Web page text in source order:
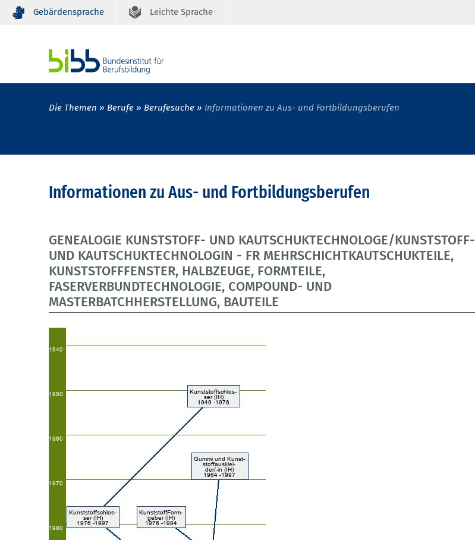
Gebärdensprache Leichte Sprache
Die Themen Berufe Berufesuche Informationen zu Aus- und Fortbildungsberufen
Informationen zu Aus- und Fortbildungsberufen
GENEALOGIE KUNSTSTOFF- UND KAUTSCHUKTECHNOLOGE/KUNSTSTOFF-
UND KAUTSCHUKTECHNOLOGIN - FR MEHRSCHICHTKAUTSCHUKTEILE,
KUNSTSTOFFFENSTER, HALBZEUGE, FORMTEILE,
FASERVERBUNDTECHNOLOGIE, COMPOUND- UND
MASTERBATCHHERSTELLUNG, BAUTEILE